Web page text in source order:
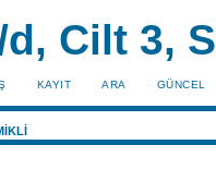
Cilt 3,
KAYIT ARA GÜNCEL